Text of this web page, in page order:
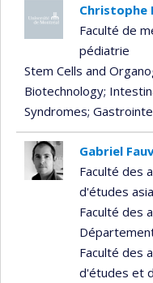
Christophe
Faculté de
pédiatrie
Stem Cells and
Biotechnology;
Syndromes;
Gabriel
Faculté des
d'études
Faculté des
Faculté des
d'études et